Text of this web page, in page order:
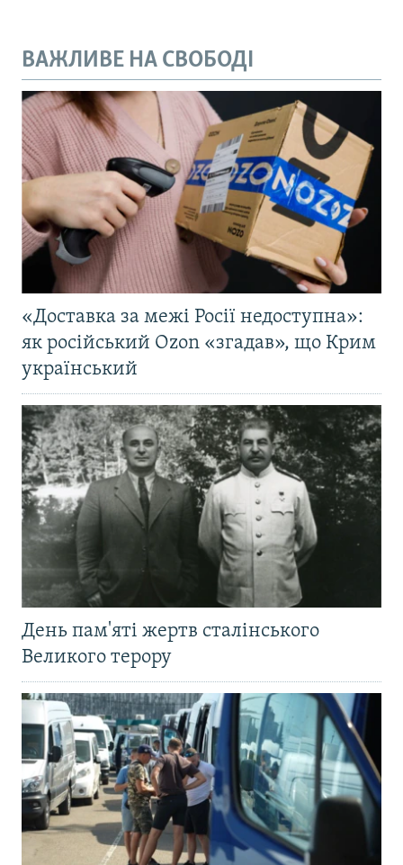
ВАЖЛИВЕ НА СВОБОДІ
«Доставка за межі Росії недоступна»:
як російський Ozon «згадав», що Крим
український
День пам'яті жертв сталінського
Великого терору